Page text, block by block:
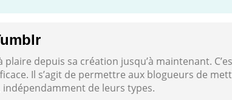
depuis sa création jusqu’à maintenant.
Il s’agit de permettre aux blogueurs de
de leurs types.